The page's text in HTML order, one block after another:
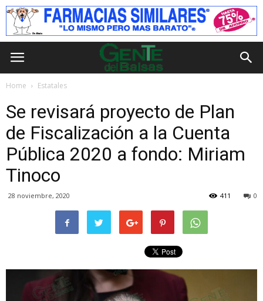
Home Estatales
Se revisará proyecto de Plan
de Fiscalización a la Cuenta
Pública 2020 a fondo: Miriam
Tinoco
28 noviembre, 2020 0
411